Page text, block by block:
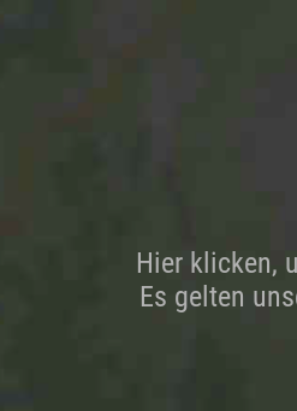
Hier klicken,
Es gelten